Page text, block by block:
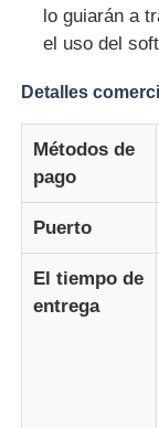
lo guiarán a
el uso del
Detalles
Métodos de
pago
Puerto
El tiempo de
entrega